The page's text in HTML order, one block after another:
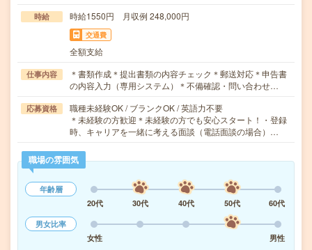
時給 時給1550円 月収例 248,000円
交通費
全額支給
仕事内容
＊書類作成＊提出書類の内容チェック＊郵送対応＊申告書
の内容入力（専用システム）＊不備確認・問い合わせ…
応募資格
職種未経験OK / ブランクOK / 英語力不要
＊未経験の方歓迎＊未経験の方でも安心スタート！・登録
時、キャリアを一緒に考える面談（電話面談の場合）…
職場の雰囲気
年齢層
20代
30代 40代 50代
60代
男女比率
女性
男性